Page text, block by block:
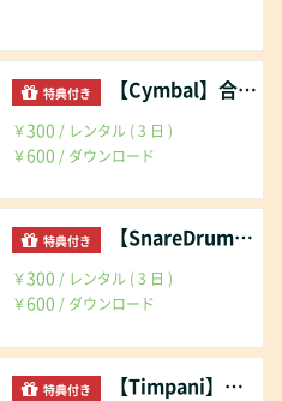
特典付き 【Cymbal】合わせシンバルのPPの基礎と合奏における打楽器奏者の心得
￥300 / レンタル ( 3 日 )
￥600 / ダウンロード
特典付き 【SnareDrum】ダブルストロークについて
￥300 / レンタル ( 3 日 )
￥600 / ダウンロード
特典付き 【Timpani】ティンパニの基礎練習（単音編）